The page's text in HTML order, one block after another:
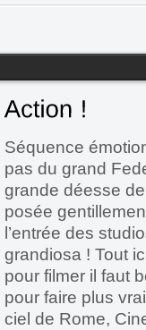
Séquence
pas du grand
grande déesse
posée
l’entrée des
grandiosa ! Tout
pour filmer il faut
pour faire plus
ciel de Rome,